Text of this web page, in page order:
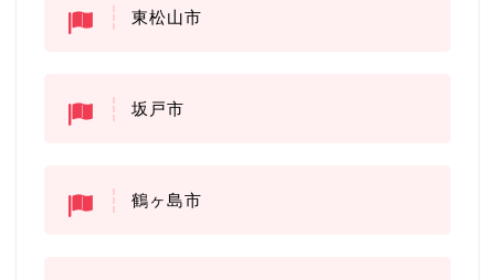
東松山市
坂戸市
鶴ヶ島市